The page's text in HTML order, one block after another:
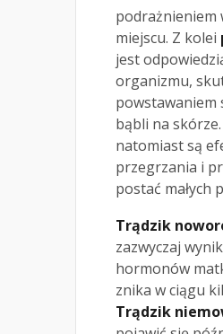
podrażnieniem
miejscu. Z kolei
jest
organizmu,
powstawaniem
bąbli na skórze.
natomiast są
przegrzania i
postać małych
Trądzik
zazwyczaj
hormonów
znika w ciągu
Trądzik